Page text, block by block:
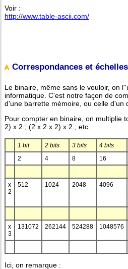
Voir :
http://www.table-ascii.com/
Correspondances et
Le binaire, même sans le vouloir, on
informatique. C'est notre façon de
d'une barrette mémoire, ou celle d'un
Pour compter en binaire, on multiplie
2) x 2 ; (2 x 2 x 2) x 2 ; etc.
1 bit 2 bits 3 bits 4 bits
2
4 8 16
x
2
512 1024 2048 4096
x
3
131072 262144 524288 1048576
Ici, on remarque :